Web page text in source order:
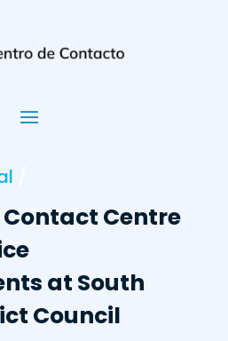
Contact Centre
at South
Council